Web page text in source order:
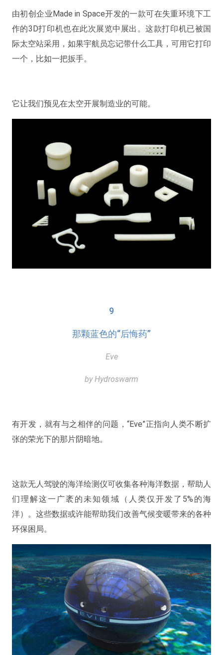
由初创企业Made in Space开发的一款可在失重环境下工
作的3D打印机也在此次展览中展出。这款打印机已被国
际太空站采用，如果宇航员忘记带什么工具，可用它打印
一个，比如一把扳手。
它让我们预见在太空开展制造业的可能。
9
那颗蓝色的“后悔药”
Eve
by Hydroswarm
有开发，就有与之相伴的问题，“Eve”正指向人类不断扩
张的荣光下的那片阴暗地。
这款无人驾驶的海洋绘测仪可收集各种海洋数据，帮助人
们理解这一广袤的未知领域（人类仅开发了5%的海
洋）。这些数据或许能帮助我们改善气候变暖带来的各种
环保困局。